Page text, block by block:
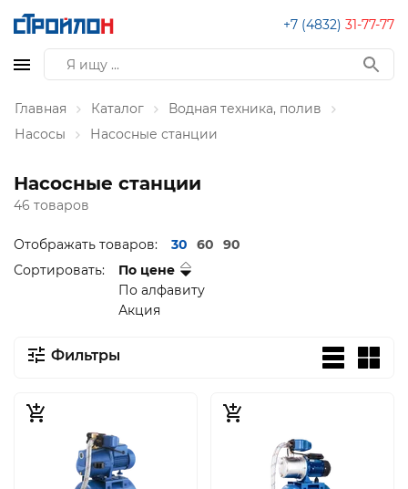
+7 (4832) 31-77-77
Главная Каталог
Водная техника, полив
Насосы
Насосные станции
Насосные станции
46 товаров
Отображать товаров: 30 60
90
Сортировать:
По цене
По алфавиту
Акция
Фильтры